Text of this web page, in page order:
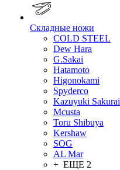
Складные ножи
COLD STEEL
Dew Hara
G.Sakai
Hatamoto
Higonokami
Spyderco
Kazuyuki Sakurai
Mcusta
Toru Shibuya
Kershaw
SOG
AL Mar
+ ЕЩЕ 2